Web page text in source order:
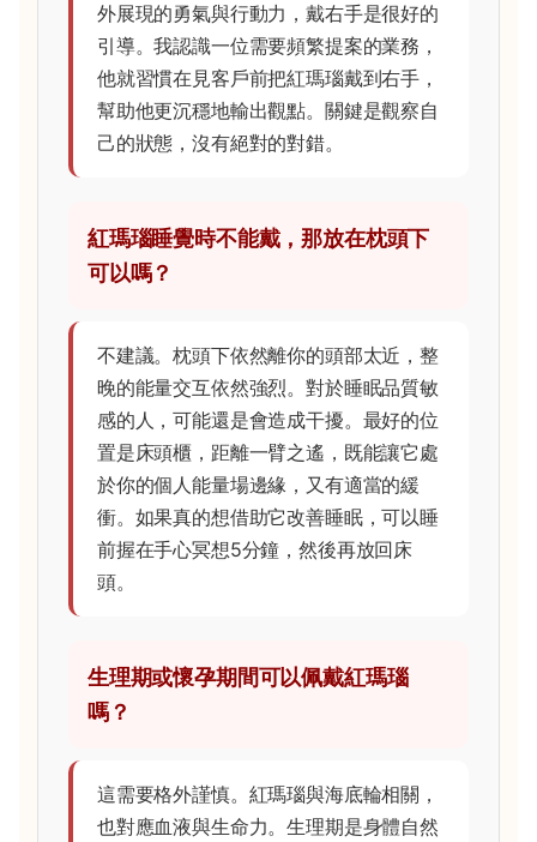
外展現的勇氣與行動力，戴右手是很好的
引導。我認識一位需要頻繁提案的業務，
他就習慣在見客戶前把紅瑪瑙戴到右手，
幫助他更沉穩地輸出觀點。關鍵是觀察自
己的狀態，沒有絕對的對錯。
紅瑪瑙睡覺時不能戴，那放在枕頭下
可以嗎？
不建議。枕頭下依然離你的頭部太近，整
晚的能量交互依然強烈。對於睡眠品質敏
感的人，可能還是會造成干擾。最好的位
置是床頭櫃，距離一臂之遙，既能讓它處
於你的個人能量場邊緣，又有適當的緩
衝。如果真的想借助它改善睡眠，可以睡
前握在手心冥想5分鐘，然後再放回床
頭。
生理期或懷孕期間可以佩戴紅瑪瑙
嗎？
這需要格外謹慎。紅瑪瑙與海底輪相關，
也對應血液與生命力。生理期是身體自然